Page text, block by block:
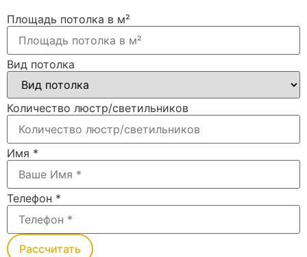
Площадь потолка в м²
Вид потолка
Количество люстр/светильников
Имя *
Телефон *
Рассчитать